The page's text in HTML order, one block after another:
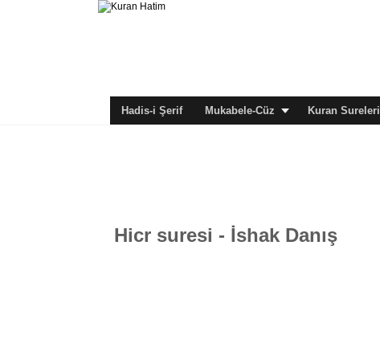
Hadis-i Şerif Mukabele-Cüz Kuran Sureleri
Hicr suresi - İshak Danış